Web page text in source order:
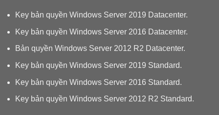
Key bản quyền Windows Server 2019 Datacenter.
Key bản quyền Windows Server 2016 Datacenter.
Bản quyền Windows Server 2012 R2 Datacenter.
Key bản quyền Windows Server 2019 Standard.
Key bản quyền Windows Server 2016 Standard.
Key bản quyền Windows Server 2012 R2 Standard.